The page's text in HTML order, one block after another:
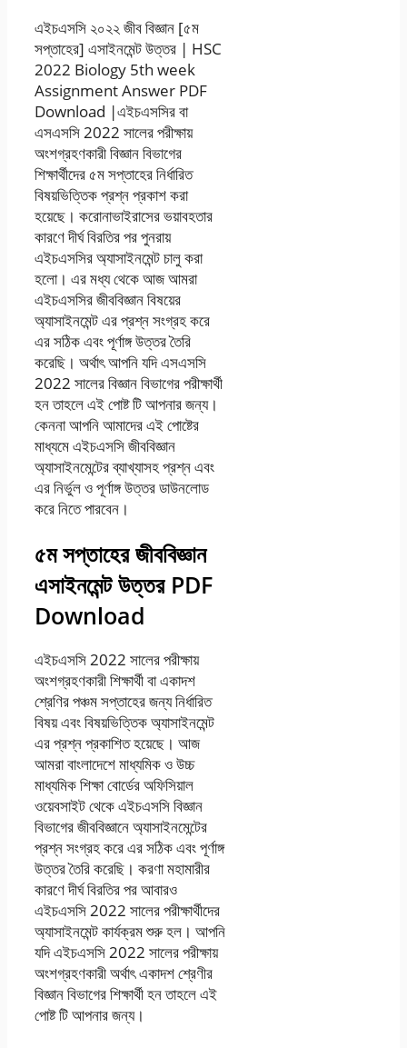
এইচএসসি ২০২২ জীব বিজ্ঞান [৫ম
সপ্তাহের] এসাইনমেন্ট উত্তর | HSC
2022 Biology 5th week
Assignment Answer PDF
Download |এইচএসসির বা
এসএসসি 2022 সালের পরীক্ষায়
অংশগ্রহণকারী বিজ্ঞান বিভাগের
শিক্ষার্থীদের ৫ম সপ্তাহের নির্ধারিত
বিষয়ভিত্তিক প্রশ্ন প্রকাশ করা
হয়েছে। করোনাভাইরাসের ভয়াবহতার
কারণে দীর্ঘ বিরতির পর পুনরায়
এইচএসসির অ্যাসাইনমেন্ট চালু করা
হলো। এর মধ্য থেকে আজ আমরা
এইচএসসির জীববিজ্ঞান বিষয়ের
অ্যাসাইনমেন্ট এর প্রশ্ন সংগ্রহ করে
এর সঠিক এবং পূর্ণাঙ্গ উত্তর তৈরি
করেছি। অর্থাৎ আপনি যদি এসএসসি
2022 সালের বিজ্ঞান বিভাগের পরীক্ষার্থী
হন তাহলে এই পোষ্ট টি আপনার জন্য।
কেননা আপনি আমাদের এই পোষ্টের
মাধ্যমে এইচএসসি জীববিজ্ঞান
অ্যাসাইনমেন্টের ব্যাখ্যাসহ প্রশ্ন এবং
এর নির্ভুল ও পূর্ণাঙ্গ উত্তর ডাউনলোড
করে নিতে পারবেন।
৫ম সপ্তাহের জীববিজ্ঞান
এসাইনমেন্ট উত্তর PDF
Download
এইচএসসি 2022 সালের পরীক্ষায়
অংশগ্রহণকারী শিক্ষার্থী বা একাদশ
শ্রেণির পঞ্চম সপ্তাহের জন্য নির্ধারিত
বিষয় এবং বিষয়ভিত্তিক অ্যাসাইনমেন্ট
এর প্রশ্ন প্রকাশিত হয়েছে। আজ
আমরা বাংলাদেশে মাধ্যমিক ও উচ্চ
মাধ্যমিক শিক্ষা বোর্ডের অফিসিয়াল
ওয়েবসাইট থেকে এইচএসসি বিজ্ঞান
বিভাগের জীববিজ্ঞানে অ্যাসাইনমেন্টের
প্রশ্ন সংগ্রহ করে এর সঠিক এবং পূর্ণাঙ্গ
উত্তর তৈরি করেছি। করণা মহামারীর
কারণে দীর্ঘ বিরতির পর আবারও
এইচএসসি 2022 সালের পরীক্ষার্থীদের
অ্যাসাইনমেন্ট কার্যক্রম শুরু হল। আপনি
যদি এইচএসসি 2022 সালের পরীক্ষায়
অংশগ্রহণকারী অর্থাৎ একাদশ শ্রেণীর
বিজ্ঞান বিভাগের শিক্ষার্থী হন তাহলে এই
পোষ্ট টি আপনার জন্য।